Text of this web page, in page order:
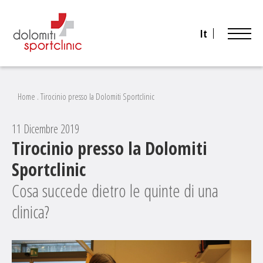
It
Home . Tirocinio presso la Dolomiti Sportclinic
11 Dicembre 2019
Tirocinio presso la Dolomiti
Sportclinic
Cosa succede dietro le quinte di una
clinica?